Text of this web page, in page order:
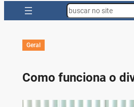
Search
Geral
Como funciona o